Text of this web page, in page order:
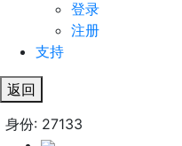
登录
注册
支持
返回
身份: 27133